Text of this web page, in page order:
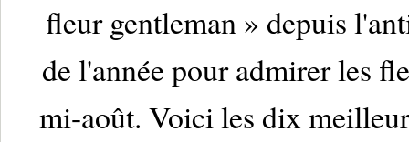
fleur gentleman » depuis
de l'année pour admirer les
mi-août. Voici les dix